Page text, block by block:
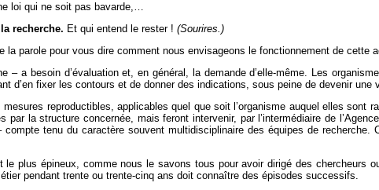
loi qui ne soit pas bavarde,…
recherche. Et qui entend le rester ! (Sourires.)
la parole pour vous dire comment nous envisageons le fonctionnement de cette
a besoin d’évaluation et, en général, la demande d’elle-même. Les
d’en fixer les contours et de donner des indications, sous peine de devenir une
reproductibles, applicables quel que soit l’organisme auquel elles
par la structure concernée, mais feront intervenir, par l’intermédiaire de
tenu du caractère souvent multidisciplinaire des équipes de recherche.
plus épineux, comme nous le savons tous pour avoir dirigé des chercheurs
pendant trente ou trente-cinq ans doit connaître des épisodes successifs.